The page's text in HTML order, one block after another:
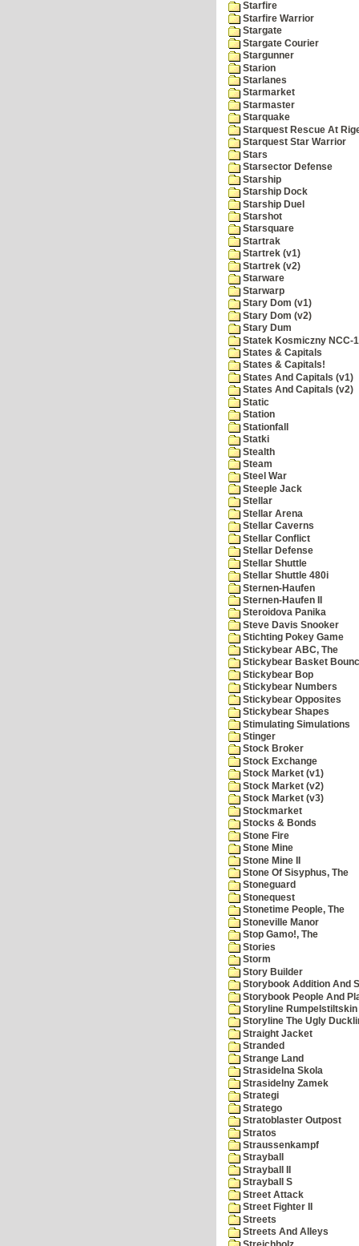
Starfire
Starfire Warrior
Stargate
Stargate Courier
Stargunner
Starion
Starlanes
Starmarket
Starmaster
Starquake
Starquest Rescue At
Starquest Star Warrior
Stars
Starsector Defense
Starship
Starship Dock
Starship Duel
Starshot
Starsquare
Startrak
Startrek (v1)
Startrek (v2)
Starware
Starwarp
Stary Dom (v1)
Stary Dom (v2)
Stary Dum
Statek Kosmiczny NCC-
States & Capitals
States & Capitals!
States And Capitals (v1)
States And Capitals (v2)
Static
Station
Stationfall
Statki
Stealth
Steam
Steel War
Steeple Jack
Stellar
Stellar Arena
Stellar Caverns
Stellar Conflict
Stellar Defense
Stellar Shuttle
Stellar Shuttle 480i
Sternen-Haufen
Sternen-Haufen II
Steroidova Panika
Steve Davis Snooker
Stichting Pokey Game
Stickybear ABC, The
Stickybear Basket
Stickybear Bop
Stickybear Numbers
Stickybear Opposites
Stickybear Shapes
Stimulating Simulations
Stinger
Stock Broker
Stock Exchange
Stock Market (v1)
Stock Market (v2)
Stock Market (v3)
Stockmarket
Stocks & Bonds
Stone Fire
Stone Mine
Stone Mine II
Stone Of Sisyphus, The
Stoneguard
Stonequest
Stonetime People, The
Stoneville Manor
Stop Gamo!, The
Stories
Storm
Story Builder
Storybook Addition And
Storybook People And
Storyline Rumpelstiltskin
Storyline The Ugly
Straight Jacket
Stranded
Strange Land
Strasidelna Skola
Strasidelny Zamek
Strategi
Stratego
Stratoblaster Outpost
Stratos
Straussenkampf
Strayball
Strayball II
Strayball S
Street Attack
Street Fighter II
Streets
Streets And Alleys
Streichholz